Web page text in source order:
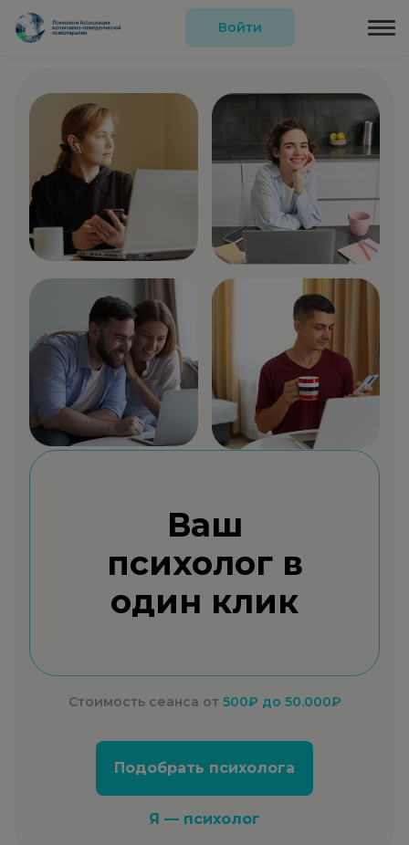
Войти
Ваш
психолог в
один клик
Стоимость сеанса от 500₽ до 50.000₽
Подобрать психолога
Я — психолог